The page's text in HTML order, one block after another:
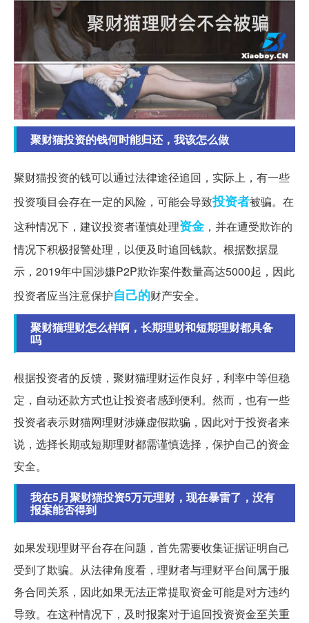
聚财猫投资的钱何时能归还，我该怎么做
聚财猫投资的钱可以通过法律途径追回，实际上，有一些
投资项目会存在一定的风险，可能会导致投资者被骗。在
这种情况下，建议投资者谨慎处理资金，并在遭受欺诈的
情况下积极报警处理，以便及时追回钱款。根据数据显
示，2019年中国涉嫌P2P欺诈案件数量高达5000起，因此
投资者应当注意保护自己的财产安全。
聚财猫理财怎么样啊，长期理财和短期理财都具备
吗
根据投资者的反馈，聚财猫理财运作良好，利率中等但稳
定，自动还款方式也让投资者感到便利。然而，也有一些
投资者表示财猫网理财涉嫌虚假欺骗，因此对于投资者来
说，选择长期或短期理财都需谨慎选择，保护自己的资金
安全。
我在5月聚财猫投资5万元理财，现在暴雷了，没有
报案能否得到
如果发现理财平台存在问题，首先需要收集证据证明自己
受到了欺骗。从法律角度看，理财者与理财平台间属于服
务合同关系，因此如果无法正常提取资金可能是对方违约
导致。在这种情况下，及时报案对于追回投资资金至关重